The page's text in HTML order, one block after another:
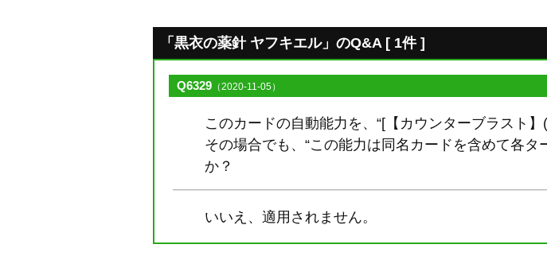
「黒衣の薬針 ヤフキエル」のQ&A [ 1件 ]
Q6329 （2020-11-05）
このカードの自動能力を、“[【カウンターブラスト
その場合でも、“この能力は同名カードを含めて各
か？
いいえ、適用されません。